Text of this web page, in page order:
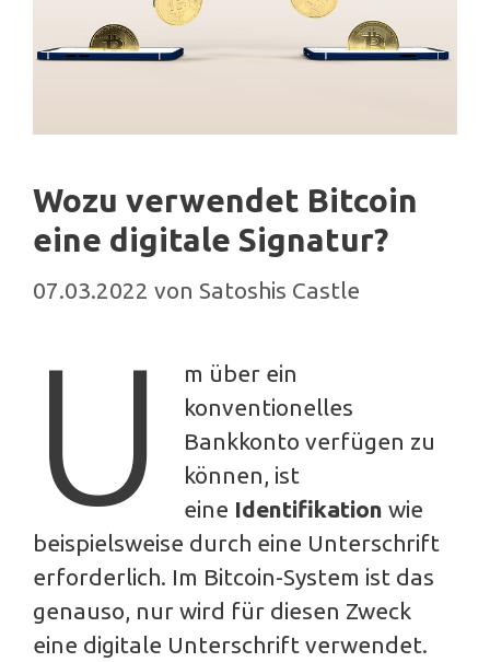
Wozu verwendet Bitcoin
eine digitale Signatur?
07.03.2022 von Satoshis Castle
U
m über ein
konventionelles
Bankkonto verfügen zu
können, ist
eine Identifikation wie
beispielsweise durch eine Unterschrift
erforderlich. Im Bitcoin-System ist das
genauso, nur wird für diesen Zweck
eine digitale Unterschrift verwendet.